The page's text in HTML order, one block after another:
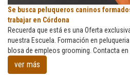
Se
busca
peluqueros
caninos
formados
Se busca peluqueros caninos
trabajar en Córdona
Recuerda que está es una Oferta
nuestra Escuela. Formación en
blosa de empleos grooming. Contacta en
ver más